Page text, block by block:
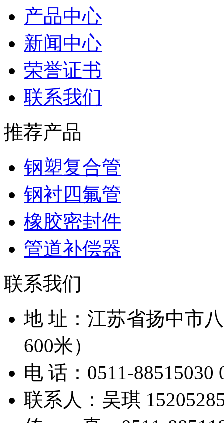
产品中心
新闻中心
荣誉证书
联系我们
推荐产品
钢塑复合管
钢衬四氟管
橡胶密封件
管道补偿器
联系我们
地 址：江苏省扬中市
600米）
电 话：0511-88515030
联系人：吴琪